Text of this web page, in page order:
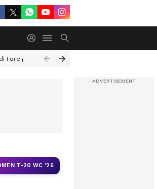
Foreign Travel Expenditure
T-20 WC '26